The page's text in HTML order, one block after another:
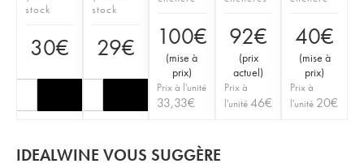
stock
30€
stock
29€ 100€
(mise à
prix)
Prix à l'unité
33,33€
92€
(prix
actuel)
Prix à
l'unité46€
40€
(mise à
prix)
Prix à
l'unité 20€
IDEALWINE VOUS SUGGÈRE